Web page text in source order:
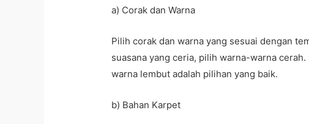
a) Corak dan Warna
Pilih corak dan warna yang sesuai dengan
suasana yang ceria, pilih warna-warna
warna lembut adalah pilihan yang baik.
b) Bahan Karpet